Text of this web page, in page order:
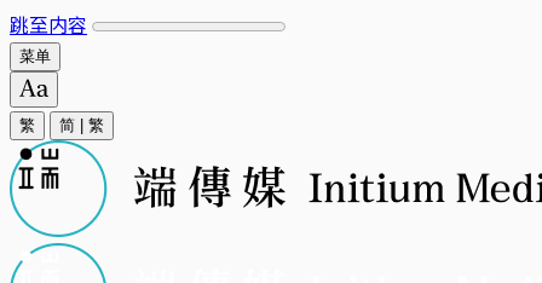
跳至内容
菜单
繁 简 繁